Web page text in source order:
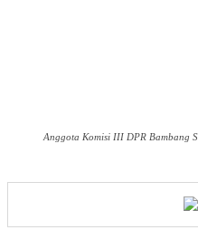
Anggota Komisi III DPR Bambang